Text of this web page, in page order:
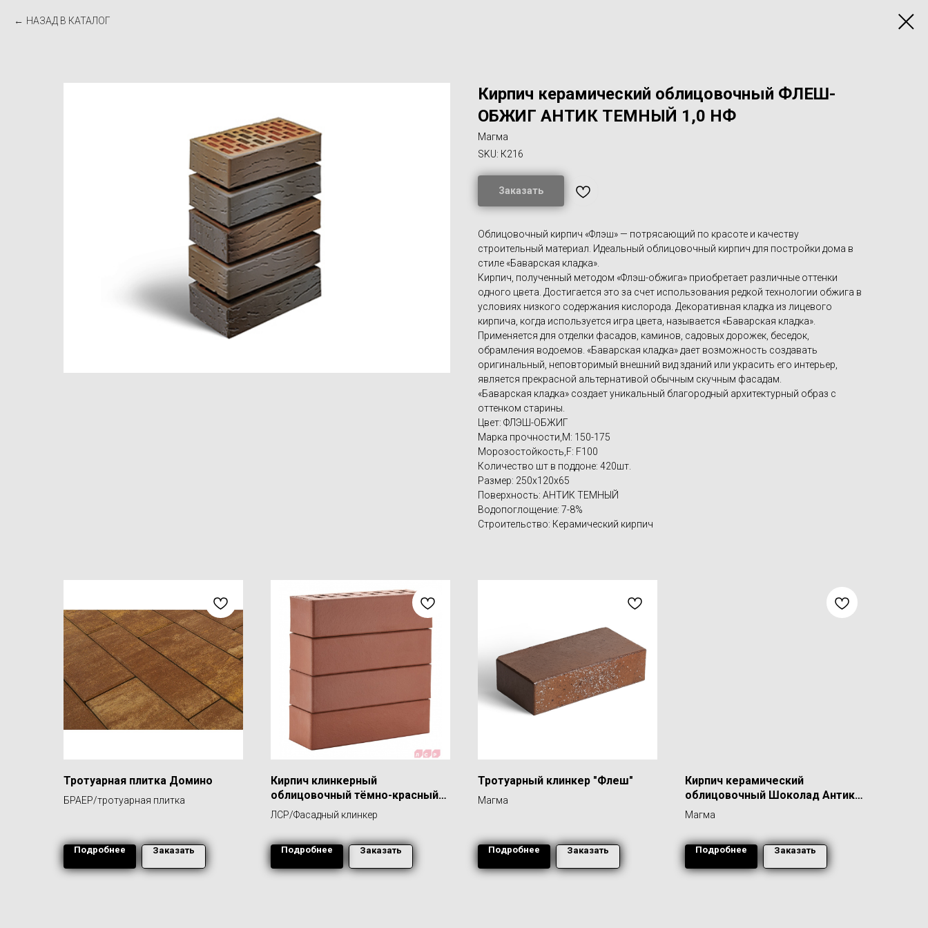
НАЗАД В КАТАЛОГ
Кирпич керамический облицовочный ФЛЕШ-
ОБЖИГ АНТИК ТЕМНЫЙ 1,0 НФ
Магма
SKU: К216
Заказать
Облицовочный кирпич «Флэш» — потрясающий по красоте и качеству
строительный материал. Идеальный облицовочный кирпич для постройки дома в
стиле «Баварская кладка».
Кирпич, полученный методом «Флэш-обжига» приобретает различные оттенки
одного цвета. Достигается это за счет использования редкой технологии обжига в
условиях низкого содержания кислорода. Декоративная кладка из лицевого
кирпича, когда используется игра цвета, называется «Баварская кладка».
Применяется для отделки фасадов, каминов, садовых дорожек, беседок,
обрамления водоемов. «Баварская кладка» дает возможность создавать
оригинальный, неповторимый внешний вид зданий или украсить его интерьер,
является прекрасной альтернативой обычным скучным фасадам.
«Баварская кладка» создает уникальный благородный архитектурный образ с
оттенком старины.
Цвет: ФЛЭШ-ОБЖИГ
Марка прочности,M: 150-175
Морозостойкость,F: F100
Количество шт в поддоне: 420шт.
Размер: 250x120x65
Поверхность: АНТИК ТЕМНЫЙ
Водопоглощение: 7-8%
Строительство: Керамический кирпич
Тротуарная плитка Домино
БРАЕР/тротуарная плитка
Подробнее Заказать
Кирпич клинкерный
облицовочный тёмно-красный
"Эдинбург", поверхность
ЛСР/Фасадный клинкер
Подробнее Заказать
Тротуарный клинкер "Флеш"
Магма
Подробнее Заказать
Кирпич керамический
облицовочный Шоколад Антик
1,4 НФ
Магма
Подробнее Заказать